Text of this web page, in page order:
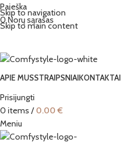
Skip to navigation
Skip to main content
Paieška
0Norų sąrašas
APIE MUSSTRAIPSNIAIKONTAKTAI
Prisijungti
0 items / 0.00 €
Meniu